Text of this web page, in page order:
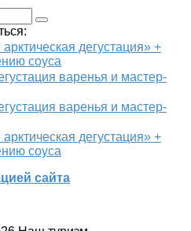
дегустация» +
соуса
варенья и мастер-
варенья и мастер-
дегустация» +
соуса
сайта